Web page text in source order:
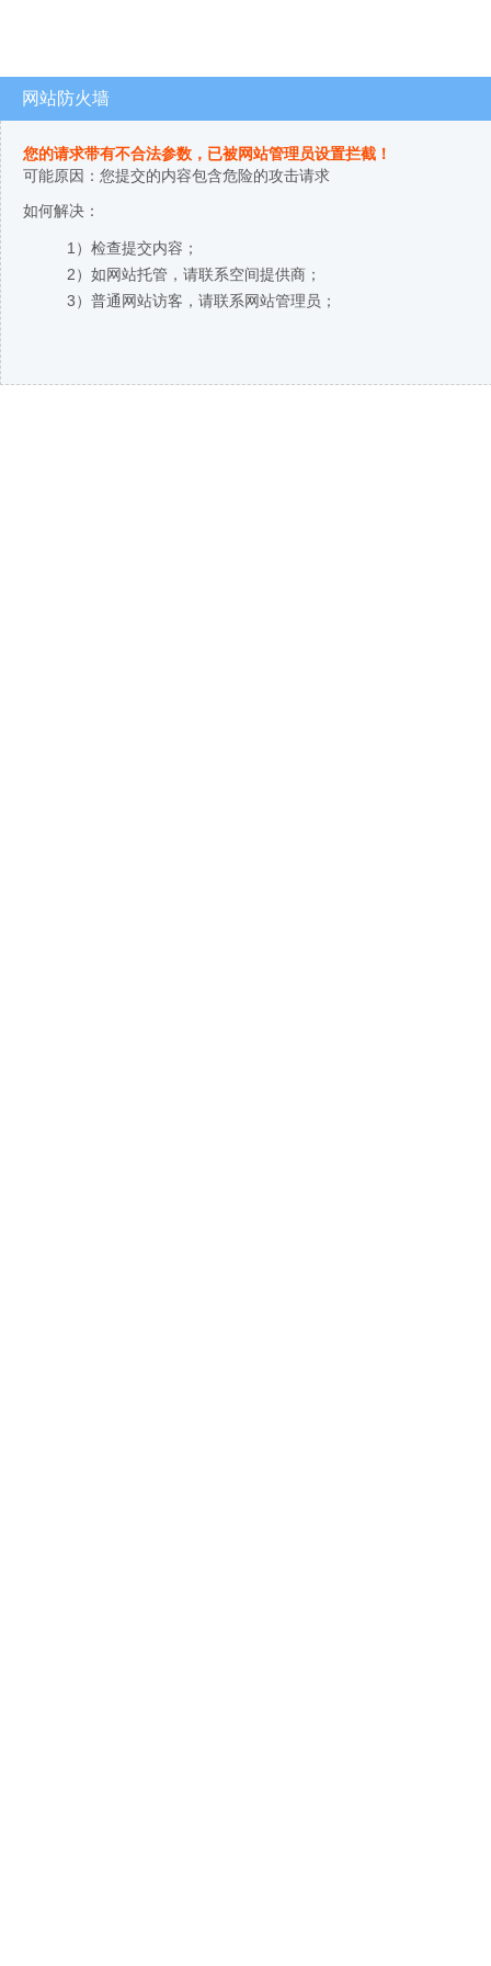
网站防火墙
您的请求带有不合法参数，已被网站管理员设置拦截！
可能原因：您提交的内容包含危险的攻击请求
如何解决：
1）检查提交内容；
2）如网站托管，请联系空间提供商；
3）普通网站访客，请联系网站管理员；